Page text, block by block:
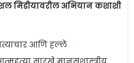
मिडीयावरील अभियान कशाशी
आणि हल्ले